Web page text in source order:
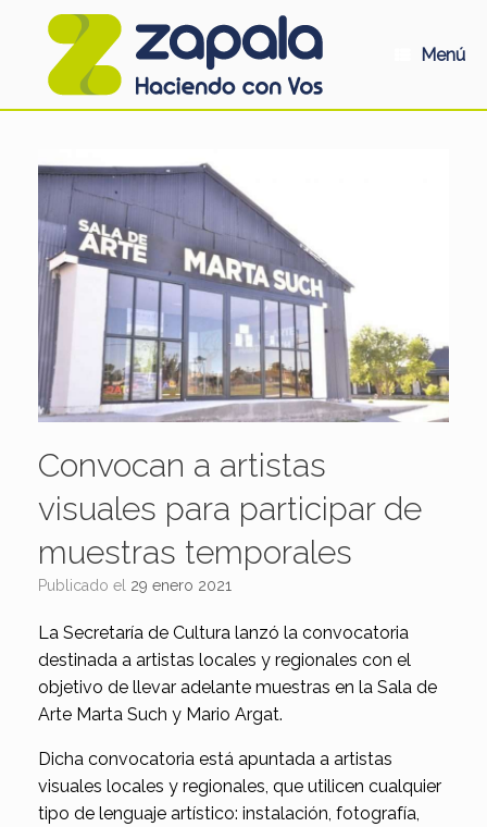
Menú
Convocan a artistas
visuales para participar de
muestras temporales
Publicado el 29 enero 2021
La Secretaría de Cultura lanzó la convocatoria
destinada a artistas locales y regionales con el
objetivo de llevar adelante muestras en la Sala de
Arte Marta Such y Mario Argat.
Dicha convocatoria está apuntada a artistas
visuales locales y regionales, que utilicen cualquier
tipo de lenguaje artístico: instalación, fotografía,